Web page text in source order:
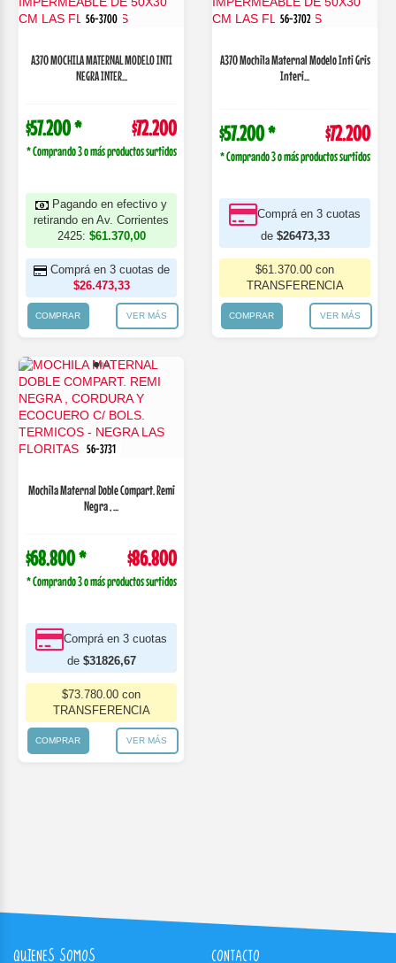
56-3700
A370 MOCHILA MATERNAL MODELO INTI
NEGRA INTER...
$57.200 * $72.200
* Comprando 3 o más productos surtidos
Pagando en efectivo y
retirando en Av. Corrientes
2425: $61.370,00
Comprá en 3 cuotas de
$26.473,33
COMPRAR VER MÁS
56-3702
A370 Mochila Maternal Modelo Inti Gris
Interi...
$57.200 * $72.200
* Comprando 3 o más productos surtidos
Comprá en 3 cuotas
de $26473,33
$61.370.00 con
TRANSFERENCIA
COMPRAR VER MÁS
56-3731
Mochila Maternal Doble Compart. Remi
Negra , ...
$68.800 * $86.800
* Comprando 3 o más productos surtidos
Comprá en 3 cuotas
de $31826,67
$73.780.00 con
TRANSFERENCIA
COMPRAR VER MÁS
QUIENES SOMOS CONTACTO